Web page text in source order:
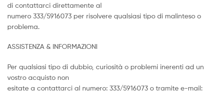
di contattarci direttamente al
numero 333/5916073 per risolvere qualsiasi tipo di malinteso o
problema.
ASSISTENZA & INFORMAZIONI
Per qualsiasi tipo di dubbio, curiosità o problemi inerenti ad un
vostro acquisto non
esitate a contattarci al numero: 333/5916073 o tramite e-mail: